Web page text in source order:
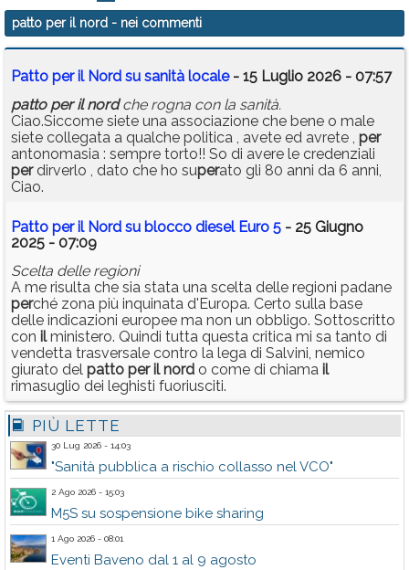
patto per il nord - nei commenti
Patto per il Nord su sanità locale- 15 Luglio 2026 - 07:57
patto per il nordche rogna con la sanità.
Ciao.Siccome siete una associazione che bene o male
siete collegata a qualche politica , avete ed avrete , per
antonomasia : sempre torto!! So di avere le credenziali
perdirverlo , dato che ho superato gli 80 anni da 6 anni,
Ciao.
Patto per il Nord su blocco diesel Euro 5 - 25 Giugno
2025 - 07:09
Scelta delle regioni
A me risulta che sia stata una scelta delle regioni padane
perché zona più inquinata d'Europa. Certo sulla base
delle indicazioni europee ma non un obbligo. Sottoscritto
con ilministero. Quindi tutta questa critica mi sa tanto di
vendetta trasversale contro la lega di Salvini, nemico
giurato del patto per il nord o come di chiama il
rimasuglio dei leghisti fuoriusciti.
PIÙ LETTE
30 Lug 2026 - 14:03
"Sanità pubblica a rischio collasso nel VCO"
2 Ago 2026 - 15:03
M5S su sospensione bike sharing
1 Ago 2026 - 08:01
Eventi Baveno dal 1 al 9 agosto